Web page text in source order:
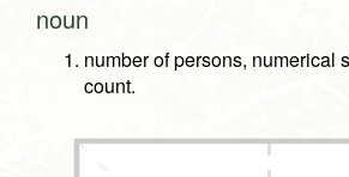
noun
number of persons, numerical
count.